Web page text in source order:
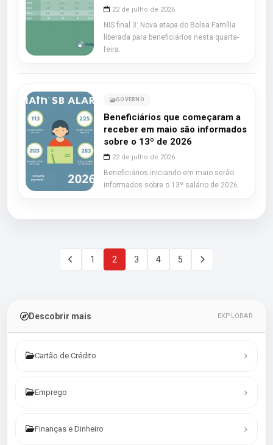
22 de julho de 2026
NIS final 3: Nova etapa do Bolsa Família
liberada para beneficiários nesta quarta-
feira.
GOVERNO
Beneficiários que começaram a
receber em maio são informados
sobre o 13º de 2026
22 de julho de 2026
Beneficiários iniciando em maio serão
informados sobre o 13º salário de 2026.
1 2 3 4 5
Descobrir mais EXPLORAR
Cartão de Crédito
Emprego
Finanças e Dinheiro